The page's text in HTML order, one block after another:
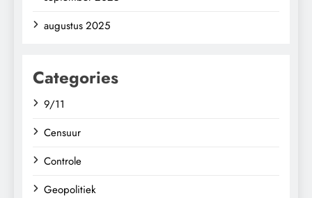
augustus 2025
Categories
9/11
Censuur
Controle
Geopolitiek